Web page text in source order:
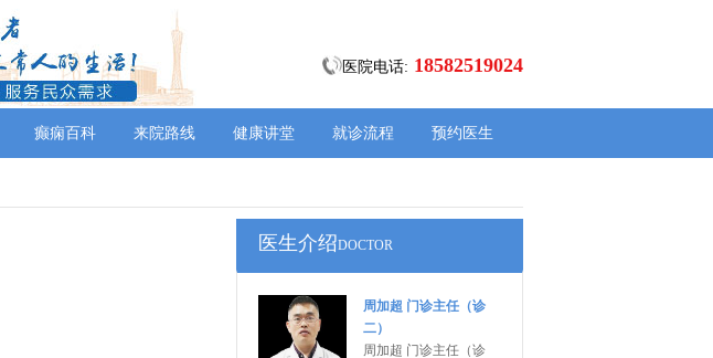
医院电话: 18582519024
癫痫百科 来院路线 健康讲堂 就诊流程 预约医生
医生介绍DOCTOR
周加超 门诊主任（诊
二）
周加超 门诊主任（诊